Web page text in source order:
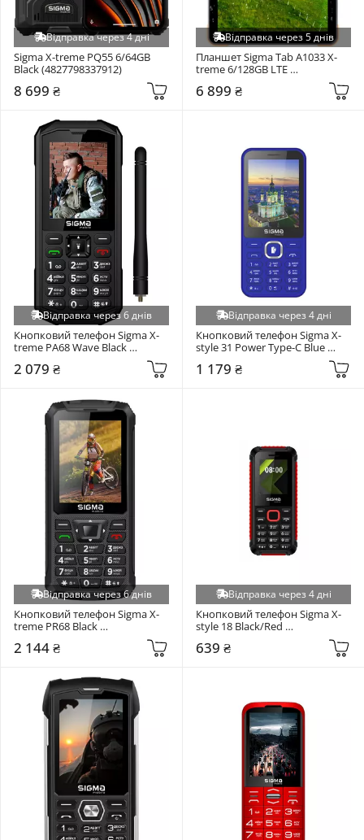
Відправка через 4 дні
Sigma X-treme PQ55 6/64GB
Black (4827798337912)
8 699 ₴
Відправка через 5 днів
Планшет Sigma Tab A1033 X-
treme 6/128GB LTE
Black/Orange (4827798766811)
6 899 ₴
Відправка через 6 днів
Кнопковий телефон Sigma X-
treme PA68 Wave Black
2 079 ₴
Відправка через 4 дні
Кнопковий телефон Sigma X-
style 31 Power Type-C Blue
1 179 ₴
Відправка через 6 днів
Кнопковий телефон Sigma X-
treme PR68 Black
2 144 ₴
Відправка через 4 дні
Кнопковий телефон Sigma X-
style 18 Black/Red
639 ₴